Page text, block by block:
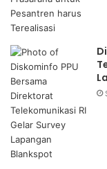
Marketplace One
K-Pay sebagai
terencana, dan
menjadi
utamanya keluarga
minimal satu
diperdagangkan di
K-Pay akan